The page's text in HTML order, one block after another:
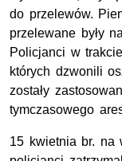
do przelewów.
przelewane były
Policjanci w
których dzwonili
zostały
tymczasowego
15 kwietnia br. na